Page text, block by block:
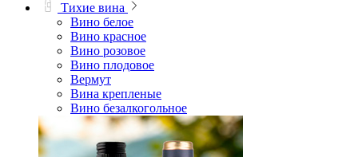
Тихие вина
Вино белое
Вино красное
Вино розовое
Вино плодовое
Вермут
Вина крепленые
Вино безалкогольное